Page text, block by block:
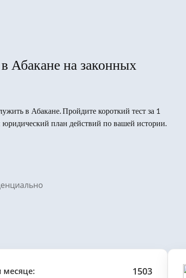
Абакане на законных
в Абакане. Пройдите короткий тест за 1
план действий по вашей истории.
месяце: 1503